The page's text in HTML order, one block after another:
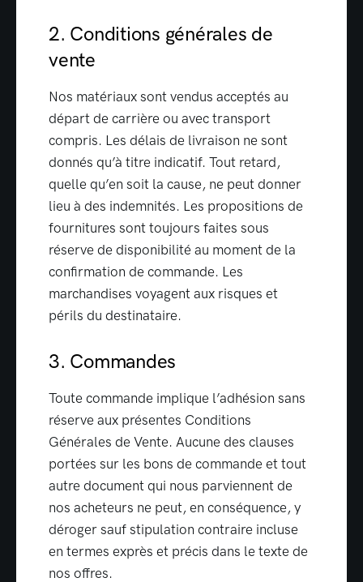
2. Conditions générales de
vente
Nos matériaux sont vendus acceptés au
départ de carrière ou avec transport
compris. Les délais de livraison ne sont
donnés qu’à titre indicatif. Tout retard,
quelle qu’en soit la cause, ne peut donner
lieu à des indemnités. Les propositions de
fournitures sont toujours faites sous
réserve de disponibilité au moment de la
confirmation de commande. Les
marchandises voyagent aux risques et
périls du destinataire.
3. Commandes
Toute commande implique l’adhésion sans
réserve aux présentes Conditions
Générales de Vente. Aucune des clauses
portées sur les bons de commande et tout
autre document qui nous parviennent de
nos acheteurs ne peut, en conséquence, y
déroger sauf stipulation contraire incluse
en termes exprès et précis dans le texte de
nos offres.